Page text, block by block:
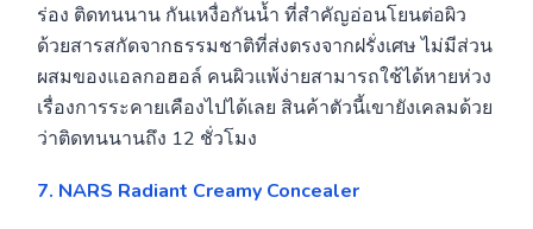
ร่อง ติดทนนาน กันเหงื่อกันน้ำ ที่สำคัญอ่อนโยนต่อผิว
ด้วยสารสกัดจากธรรมชาติที่ส่งตรงจากฝรั่งเศษ ไม่มีส่วน
ผสมของแอลกอฮอล์ คนผิวแพ้ง่ายสามารถใช้ได้หายห่วง
เรื่องการระคายเคืองไปได้เลย สินค้าตัวนี้เขายังเคลมด้วย
ว่าติดทนนานถึง 12 ชั่วโมง
7. NARS Radiant Creamy Concealer